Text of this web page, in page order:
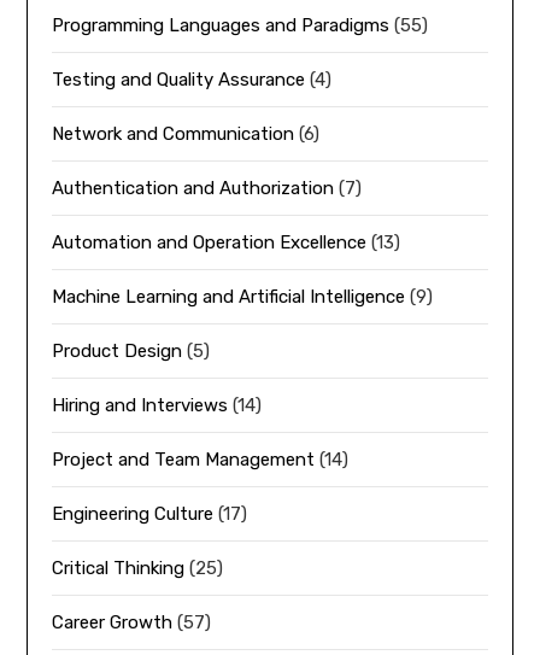
Programming Languages and Paradigms (55)
Testing and Quality Assurance (4)
Network and Communication (6)
Authentication and Authorization (7)
Automation and Operation Excellence (13)
Machine Learning and Artificial Intelligence (9)
Product Design (5)
Hiring and Interviews (14)
Project and Team Management (14)
Engineering Culture (17)
Critical Thinking (25)
Career Growth (57)